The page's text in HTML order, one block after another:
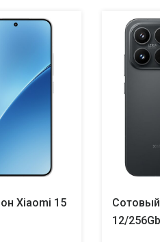
Xiaomi 15
12/